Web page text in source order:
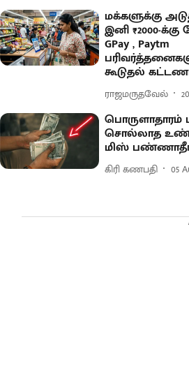
மக்களுக்கு
இனி ₹2000-
GPay , Paytm
கூடுதல்
ராஜமருதவேல்
பொருளாதாரம்
சொல்லாத
மிஸ்
கிரி கணபதி 05